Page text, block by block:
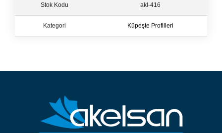
Stok Kodu akl-416
Kategori Küpeşte Profilleri
Küpeşte Profilleri